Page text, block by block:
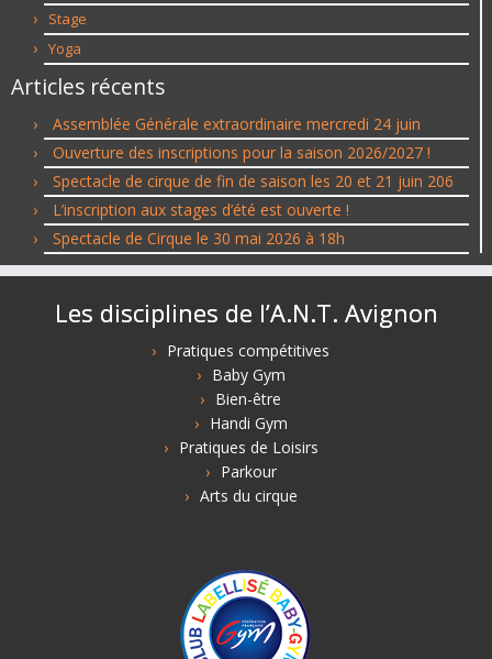
Stage
Yoga
Articles récents
Assemblée Générale extraordinaire mercredi 24 juin
Ouverture des inscriptions pour la saison 2026/2027 !
Spectacle de cirque de fin de saison les 20 et 21 juin 206
L’inscription aux stages d’été est ouverte !
Spectacle de Cirque le 30 mai 2026 à 18h
Les disciplines de l’A.N.T. Avignon
Pratiques compétitives
Baby Gym
Bien-être
Handi Gym
Pratiques de Loisirs
Parkour
Arts du cirque